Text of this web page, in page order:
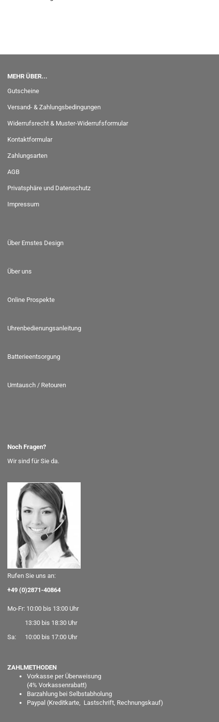
MEHR ÜBER...
Gutscheine
Versand- & Zahlungsbedingungen
Widerrufsrecht & Muster-Widerrufsformular
Kontaktformular
Zahlungsarten
AGB
Privatsphäre und Datenschutz
Impressum
Über Ernstes Design
Über uns
Online Prospekte
Uhrenbedienungsanleitung
Batterieentsorgung
Umtausch / Retouren
Noch Fragen?
Wir sind für Sie da.
Rufen Sie uns an:
+49 (0)2871-40864
Mo-Fr: 10:00 bis 13:00 Uhr
13:30 bis 18:30 Uhr
Sa: 10:00 bis 17:00 Uhr
ZAHLMETHODEN
Vorkasse per Überweisung
(4% Vorkassenrabatt)
Barzahlung bei Selbstabholung
Paypal (Kreditkarte, Lastschrift, Rechnungskauf)